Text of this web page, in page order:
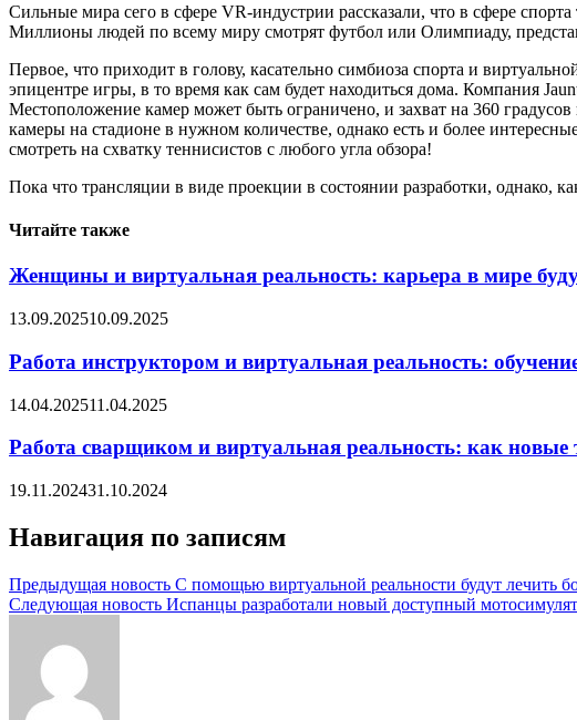
Сильные мира сего в сфере VR-индустрии рассказали, что в сфере
Миллионы людей по всему миру смотрят футбол или Олимпиаду,
Первое, что приходит в голову, касательно симбиоза спорта и
эпицентре игры, в то время как сам будет находиться дома. Компания
Местоположение камер может быть ограничено, и захват на 360
камеры на стадионе в нужном количестве, однако есть и более
смотреть на схватку теннисистов с любого угла обзора!
Пока что трансляции в виде проекции в состоянии разработки, однако,
Читайте также
Женщины и виртуальная реальность: карьера в мире
13.09.202510.09.2025
Работа инструктором и виртуальная реальность:
14.04.202511.04.2025
Работа сварщиком и виртуальная реальность: как
19.11.202431.10.2024
Навигация по записям
Предыдущая новость С помощью виртуальной реальности будут лечить
Следующая новость Испанцы разработали новый доступный